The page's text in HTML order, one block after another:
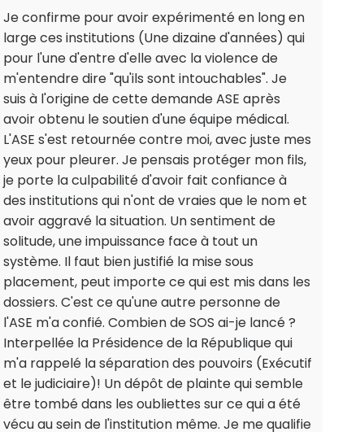
Je confirme pour avoir expérimenté en long en
large ces institutions (Une dizaine d'années) qui
pour l'une d'entre d'elle avec la violence de
m'entendre dire "qu'ils sont intouchables". Je
suis à l'origine de cette demande ASE après
avoir obtenu le soutien d'une équipe médical.
L'ASE s'est retournée contre moi, avec juste mes
yeux pour pleurer. Je pensais protéger mon fils,
je porte la culpabilité d'avoir fait confiance à
des institutions qui n'ont de vraies que le nom et
avoir aggravé la situation. Un sentiment de
solitude, une impuissance face à tout un
système. Il faut bien justifié la mise sous
placement, peut importe ce qui est mis dans les
dossiers. C'est ce qu'une autre personne de
l'ASE m'a confié. Combien de SOS ai-je lancé ?
Interpellée la Présidence de la République qui
m'a rappelé la séparation des pouvoirs (Exécutif
et le judiciaire)! Un dépôt de plainte qui semble
être tombé dans les oubliettes sur ce qui a été
vécu au sein de l'institution même. Je me qualifie